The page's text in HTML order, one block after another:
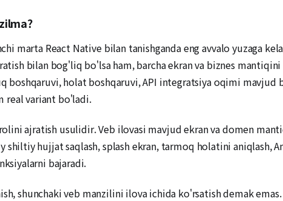
marta React Native bilan tanishganda eng avvalo yuzaga
bilan bog'liq bo'lsa ham, barcha ekran va biznes
boshqaruvi, holat boshqaruvi, API integratsiya oqimi
real variant bo'ladi.
ajratish usulidir. Veb ilovasi mavjud ekran va domen
hujjat saqlash, splash ekran, tarmoq holatini aniqlash,
bajaradi.
shunchaki veb manzilini ilova ichida ko'rsatish demak